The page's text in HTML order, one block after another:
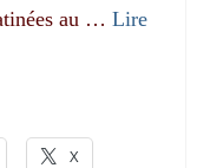
au … Lire
X